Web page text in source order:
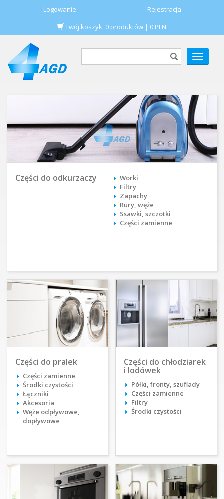
Logowanie
Rejestracja
Twój koszyk: 0 produktów | 0 PLN
POKAŻ
MENU
Części do odkurzaczy
Worki
Filtry
Zapachy
Rury, węże
Ssawki, szczotki
Części zamienne
Części do pralek
Części zamienne
Środki czystości
Łączniki
Akcesoria
Węże odpływowe,
dopływowe
Części do chłodziarek
i lodówek
Półki, fronty, szuflady
Części zamienne
Filtry
Środki czystości